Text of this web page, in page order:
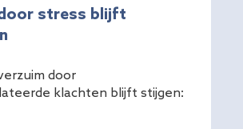
stress blijft
door
klachten blijft stijgen: